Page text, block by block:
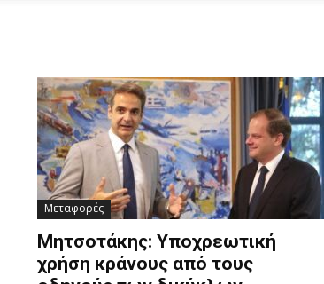
Μεταφορές
Μητσοτάκης: Υποχρεωτική
χρήση κράνους από τους